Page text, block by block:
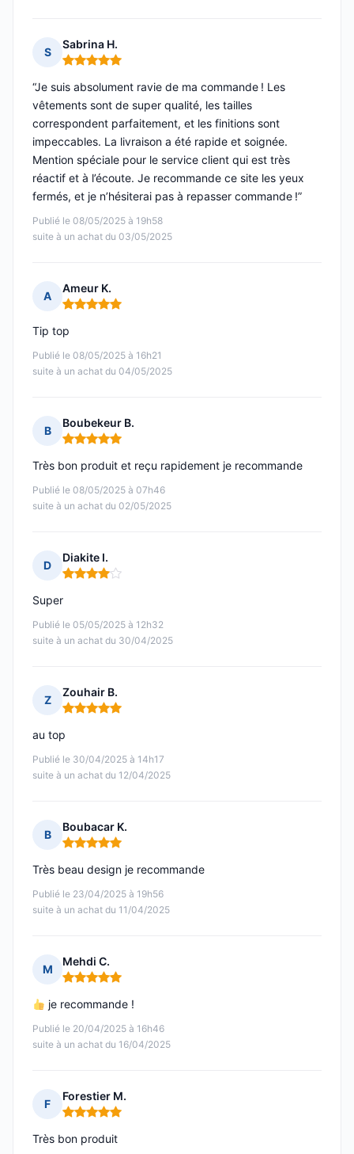
S
Sabrina H.
Note : 5 sur 5
Publié le 08/05/2025 à 19h58
suite à un achat du 03/05/2025
“Je suis absolument ravie de ma commande ! Les
vêtements sont de super qualité, les tailles
correspondent parfaitement, et les finitions sont
impeccables. La livraison a été rapide et soignée.
Mention spéciale pour le service client qui est très
réactif et à l’écoute. Je recommande ce site les yeux
fermés, et je n’hésiterai pas à repasser commande !”
A
Ameur K.
Note : 5 sur 5
Publié le 08/05/2025 à 16h21
suite à un achat du 04/05/2025
Tip top
B
Boubekeur B.
Note : 5 sur 5
Publié le 08/05/2025 à 07h46
suite à un achat du 02/05/2025
Très bon produit et reçu rapidement je recommande
D
Diakite I.
Note : 4 sur 5
Publié le 05/05/2025 à 12h32
suite à un achat du 30/04/2025
Super
Z
Zouhair B.
Note : 5 sur 5
Publié le 30/04/2025 à 14h17
suite à un achat du 12/04/2025
au top
B
Boubacar K.
Note : 5 sur 5
Publié le 23/04/2025 à 19h56
suite à un achat du 11/04/2025
Très beau design je recommande
M
Mehdi C.
Note : 5 sur 5
Publié le 20/04/2025 à 16h46
suite à un achat du 16/04/2025
je recommande !
F
Forestier M.
Note : 5 sur 5
Très bon produit